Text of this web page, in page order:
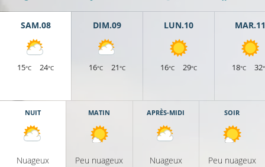
SAM.08
15°C 24°C
DIM.09
16°C 21°C
LUN.10
16°C 29°C
MAR.11
18°C 32
NUIT
Nuageux
MATIN
Peu nuageux
APRÈS-MIDI
Nuageux
SOIR
Peu nuageux